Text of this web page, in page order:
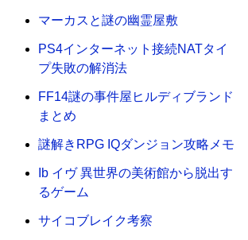
マーカスと謎の幽霊屋敷
PS4インターネット接続NATタイ
プ失敗の解消法
FF14謎の事件屋ヒルディブランド
まとめ
謎解きRPG IQダンジョン攻略メモ
Ib イヴ 異世界の美術館から脱出す
るゲーム
サイコブレイク考察